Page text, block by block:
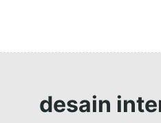
desain